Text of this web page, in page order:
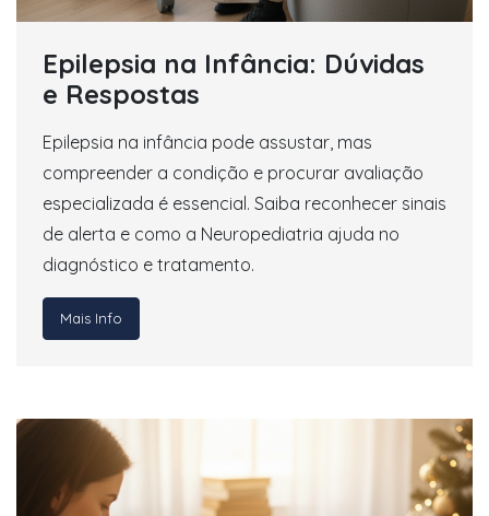
Epilepsia na Infância: Dúvidas
e Respostas
Epilepsia na infância pode assustar, mas
compreender a condição e procurar avaliação
especializada é essencial. Saiba reconhecer sinais
de alerta e como a Neuropediatria ajuda no
diagnóstico e tratamento.
Mais Info